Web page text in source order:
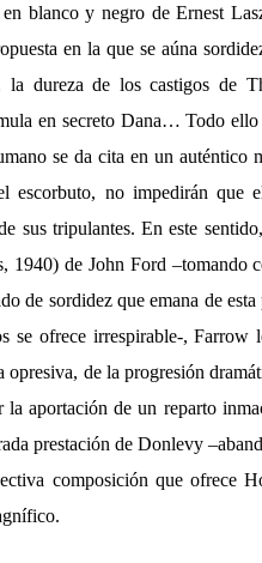
blanco y negro de Ernest
en la que se aúna
dureza de los castigos de
en secreto Dana… Todo
se da cita en un auténtico
escorbuto, no impedirán que
sus tripulantes. En este
1940) de John Ford –tomando
de sordidez que emana de
se ofrece irrespirable-,
opresiva, de la progresión
la aportación de un reparto
prestación de Donlevy
composición que ofrece